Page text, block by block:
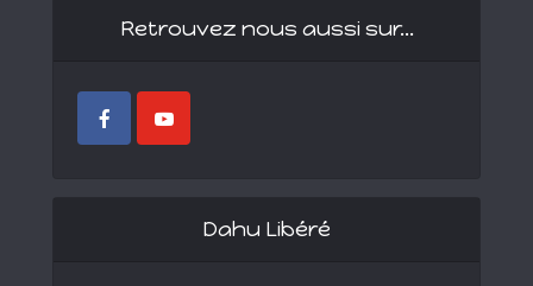
Retrouvez nous aussi sur…
Dahu Libéré